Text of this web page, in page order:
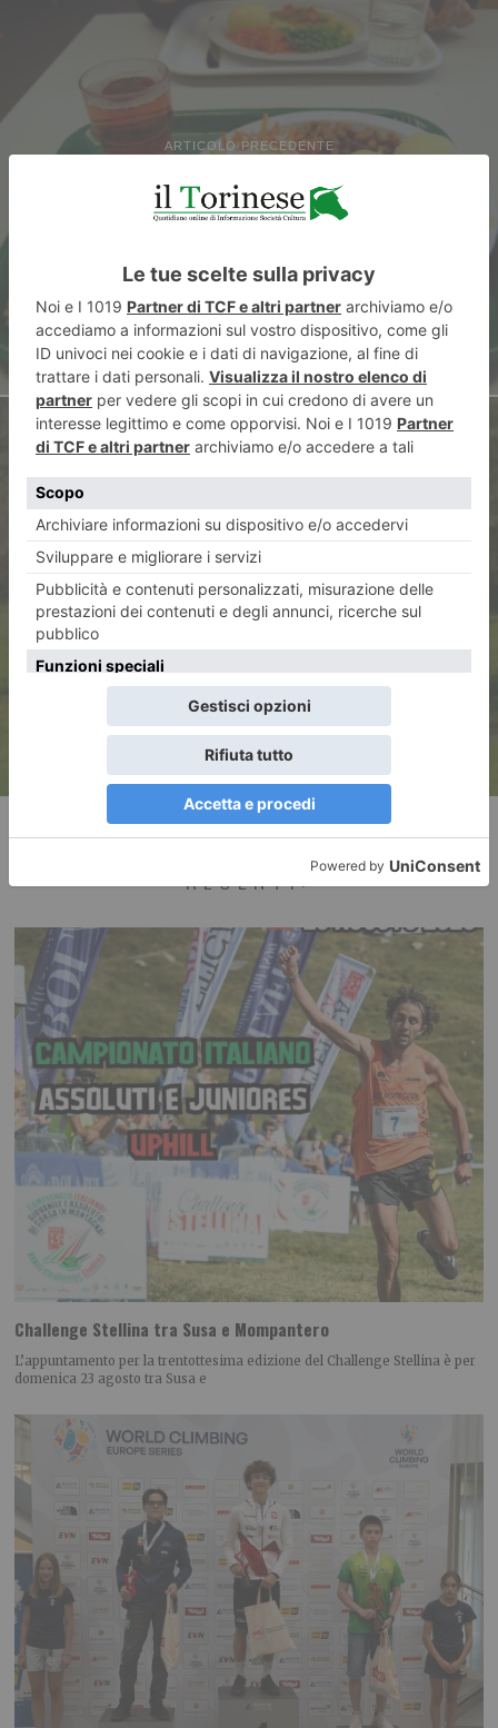
ARTICOLO PRECEDENTE
Scuola, esenzioni e rimborsi
ARTICOLO SUCCESSIVO
Un cadavere trovato nei campi
RECENTI:
Challenge Stellina tra Susa e Mompantero
L’appuntamento per la trentottesima edizione del Challenge Stellina è per
domenica 23 agosto tra Susa e